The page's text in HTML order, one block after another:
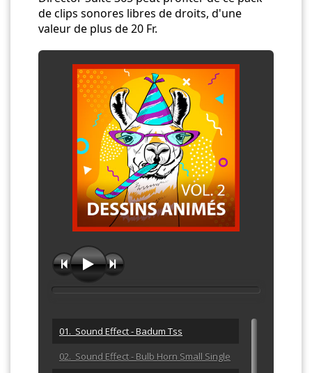
de clips sonores libres de droits, d'une
valeur de plus de 20 Fr.
01. Sound Effect - Badum Tss
02. Sound Effect - Bulb Horn Small Single